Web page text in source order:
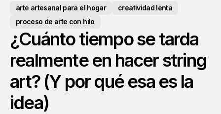
arte artesanal para el hogar
creatividad lenta
proceso de arte con hilo
¿Cuánto tiempo se tarda
realmente en hacer string
art? (Y por qué esa es la
idea)